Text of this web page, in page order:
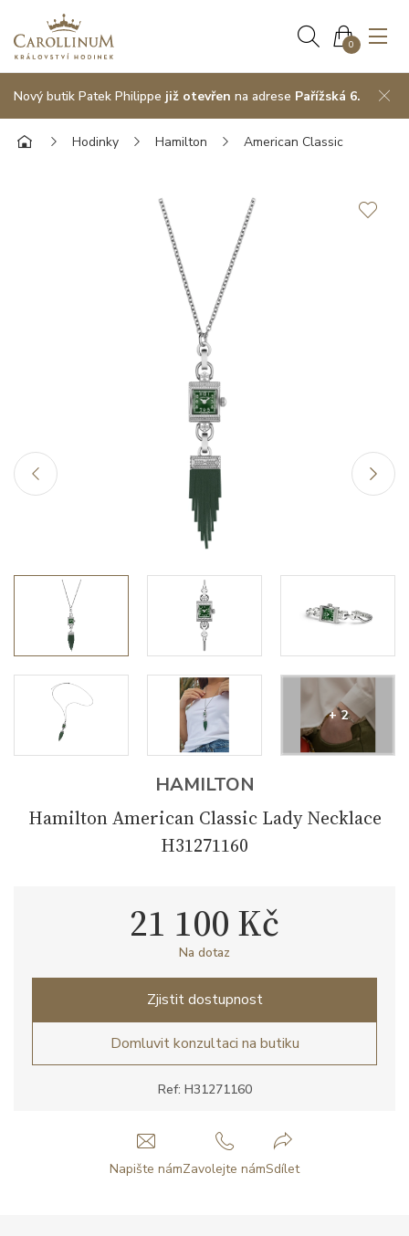
0
Nový butik Patek Philippe již otevřen na adrese Pařížská 6.
Hodinky Hamilton American Classic
+ 2
HAMILTON
Hamilton American Classic Lady Necklace
H31271160
Ref: H31271160
21 100 Kč
Na dotaz
Zjistit dostupnost
Domluvit konzultaci na butiku
Napište námZavolejte námSdílet